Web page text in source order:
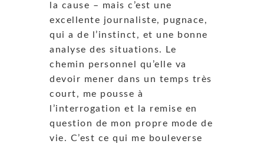
la cause – mais c’est une
excellente journaliste, pugnace,
qui a de l’instinct, et une bonne
analyse des situations. Le
chemin personnel qu’elle va
devoir mener dans un temps très
court, me pousse à
l’interrogation et la remise en
question de mon propre mode de
vie. C’est ce qui me bouleverse